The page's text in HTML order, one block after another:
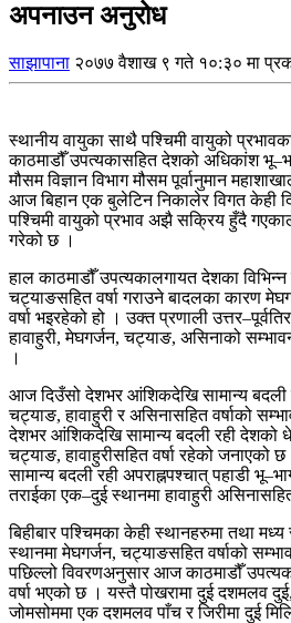
अपनाउन अनुरोध
साझापाना २०७७ वैशाख ९ गते १०:३० मा
स्थानीय वायुका साथै पश्चिमी वायुको
काठमाडौँ उपत्यकासहित देशको अधिकांश
मौसम विज्ञान विभाग मौसम पूर्वानुमान
आज बिहान एक बुलेटिन निकालेर विगत केही
पश्चिमी वायुको प्रभाव अझै सक्रिय हुँदै
गरेको छ ।
हाल काठमाडौँ उपत्यकालगायत देशका
चट्याङसहित वर्षा गराउने बादलका कारण
वर्षा भइरहेको हो । उक्त प्रणाली
हावाहुरी, मेघगर्जन, चट्याङ, असिनाको
।
आज दिउँसो देशभर आंशिकदेखि सामान्य बदली
चट्याङ, हावाहुरी र असिनासहित वर्षाको
देशभर आंशिकदेखि सामान्य बदली रही देशको
चट्याङ, हावाहुरीसहित वर्षा रहेको
सामान्य बदली रही अपराह्नपश्चात् पहाडी
तराईका एक–दुई स्थानमा हावाहुरी
बिहीबार पश्चिमका केही स्थानहरुमा तथा
स्थानमा मेघगर्जन, चट्याङसहित वर्षाको
पछिल्लो विवरणअनुसार आज काठमाडौँ
वर्षा भएको छ । यस्तै पोखरामा दुई दशमलव
जोमसोममा एक दशमलव पाँच र जिरीमा दुई